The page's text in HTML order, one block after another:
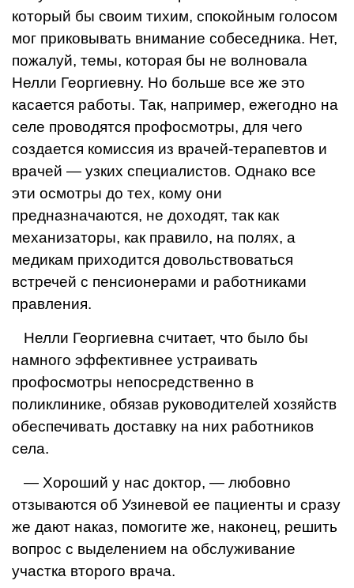
который бы своим тихим, спокойным голосом
мог приковывать внимание собеседника. Нет,
пожалуй, темы, которая бы не волновала
Нелли Георгиевну. Но больше все же это
касается работы. Так, например, ежегодно на
селе проводятся профосмотры, для чего
создается комиссия из врачей-терапевтов и
врачей — узких специалистов. Однако все
эти осмотры до тех, кому они
предназначаются, не доходят, так как
механизаторы, как правило, на полях, а
медикам приходится довольствоваться
встречей с пенсионерами и работниками
правления.
Нелли Георгиевна считает, что было бы
намного эффективнее устраивать
профосмотры непосредственно в
поликлинике, обязав руководителей хозяйств
обеспечивать доставку на них работников
села.
— Хороший у нас доктор, — любовно
отзываются об Узиневой ее пациенты и сразу
же дают наказ, помогите же, наконец, решить
вопрос с выделением на обслуживание
участка второго врача.